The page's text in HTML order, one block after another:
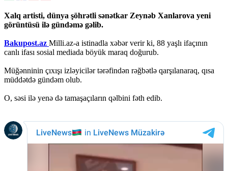
Xalq artisti, dünya şöhrətli sənətkar Zeynəb Xanlarova yeni
görüntüsü ilə gündəmə gəlib.
Bakupost.az Milli.az-a istinadla xəbər verir ki, 88 yaşlı ifaçının
canlı ifası sosial mediada böyük maraq doğurub.
Müğənninin çıxışı izləyicilər tərəfindən rəğbətlə qarşılanaraq, qısa
müddətdə gündəm olub.
O, səsi ilə yenə də tamaşaçıların qəlbini fəth edib.